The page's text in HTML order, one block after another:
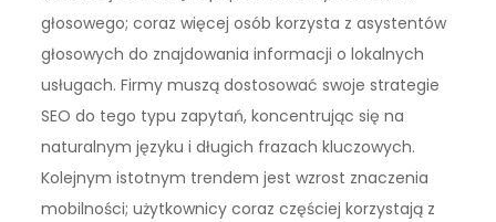
głosowego; coraz więcej osób korzysta z asystentów
głosowych do znajdowania informacji o lokalnych
usługach. Firmy muszą dostosować swoje strategie
SEO do tego typu zapytań, koncentrując się na
naturalnym języku i długich frazach kluczowych.
Kolejnym istotnym trendem jest wzrost znaczenia
mobilności; użytkownicy coraz częściej korzystają z